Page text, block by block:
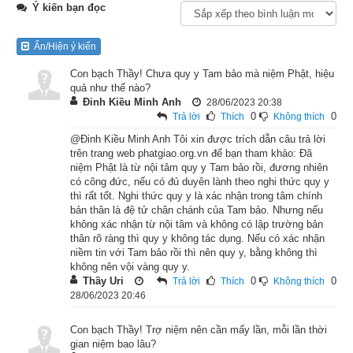
giáo hóa trong xứ, ngày kia đến bờ con sông Hằng. Nơi bờ
sông chỗ ấy có một người đưa thuyền. Đức Phật nói với
người này rằng: “Ngươi nên vì ta mà đưa các vị tỳ-kheo qua
sông.” Người lái đò đáp: “Ông trả bao nhiêu tiền xin nói trước,
rồi tôi mới thuận đưa các vị sang sông.”
Đức Phật liền nói với người ấy: “Ngươi nên biết rằng ta đây
cũng là người đưa thuyền như ngươi không khác. Trong cõi
đời khổ não này, ta là kẻ đưa người vượt qua biển khổ sanh
tử, không phải là việc đáng làm đó sao? Như Ương-quật-ma-
la lòng đầy sân hận, giết hại nhiều người, ta đã từng độ cho
qua khỏi biển khổ sanh tử. Như Ma-na-đáp-đà lòng đầy kiêu
ngạo, khinh miệt mọi người, ta cũng độ cho vượt qua biển khổ
cũng độ cho vượt qua biển khổ sanh tử. Lại còn vô số người
Ý kiến bạn đọc
Ẩn/Hiện ý kiến
Con bạch Thầy! Chưa quy y Tam bảo mà niệm Phật, hiệu
quả như thế nào?
Đinh Kiều Minh Anh
Trả lời Thích 0 Không thích 0
28/06/2023 20:38
@Đinh Kiều Minh Anh Tôi xin được trích dẫn câu trả lời
trên trang web phatgiao.org.vn để bạn tham khảo: Đã
niệm Phật là từ nội tâm quy y Tam bảo rồi, đương nhiên
có công đức, nếu có đủ duyên lành theo nghi thức quy y
thì rất tốt. Nghi thức quy y là xác nhận trong tâm chính
bản thân là đệ tử chân chánh của Tam bảo. Nhưng nếu
không xác nhận từ nội tâm và không có lập trường bản
thân rõ ràng thì quy y không tác dụng. Nếu có xác nhận
niềm tin với Tam bảo rồi thì nên quy y, bằng không thì
không nên vội vàng quy y.
Thầy Uri
Trả lời Thích 0 Không thích 0
28/06/2023 20:46
Con bạch Thầy! Trợ niệm nên cần mấy lần, mỗi lần thời
gian niệm bao lâu?